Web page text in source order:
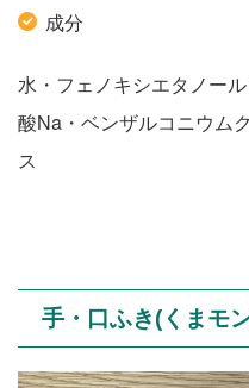
成分
水・フェノキシエタノー
酸Na・ベンザルコニウム
ス
手・口ふき(くまモ